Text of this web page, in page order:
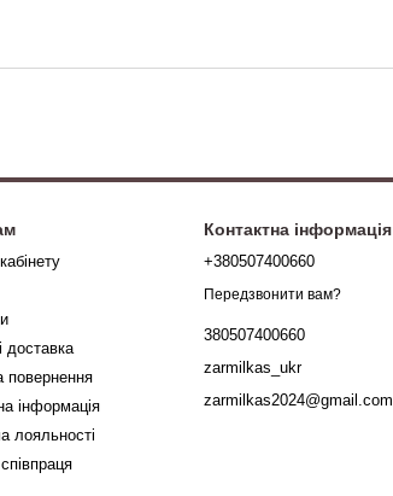
доставка
повернення
інформація
лояльності
Контактна інформація
+380507400660
Передзвонити вам?
380507400660
zarmilkas_ukr
zarmilkas2024@gmail.com